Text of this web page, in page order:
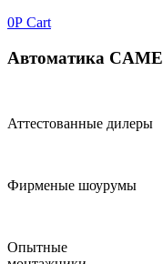
0Р Cart
Автоматика CAME
Аттестованные дилеры
Фирменые шоурумы
Опытные